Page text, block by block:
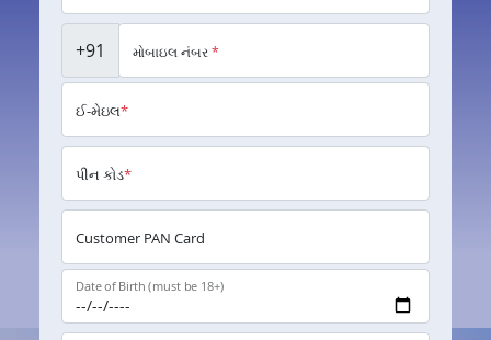
+91 મોબાઇલ નંબર*
ઈ-મેઇલ*
પીન કોડ*
Customer PAN Card
Date of Birth (must be 18+)